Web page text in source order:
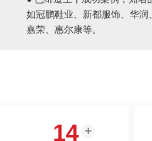
如冠鹏鞋业、新都服饰、华润
嘉荣、惠尔康等。
14